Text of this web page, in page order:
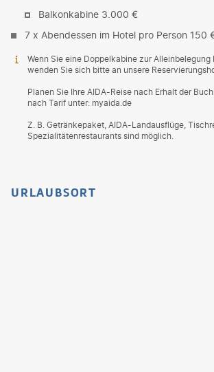
Balkonkabine 3.000 €
7 x Abendessen im Hotel pro Person 150
Wenn Sie eine Doppelkabine zur Alleinbelegung
wenden Sie sich bitte an unsere
Planen Sie Ihre AIDA-Reise nach Erhalt der
nach Tarif unter: myaida.de
Z. B. Getränkepaket, AIDA-Landausflüge,
Spezialitätenrestaurants sind möglich.
URLAUBSORT